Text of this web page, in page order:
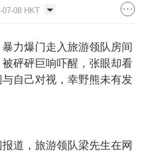
07-08 HKT
力爆门走入旅游领队房间
砰砰巨响吓醒，张眼却看
自己对视，幸野熊未有发
道，旅游领队梁先生在网